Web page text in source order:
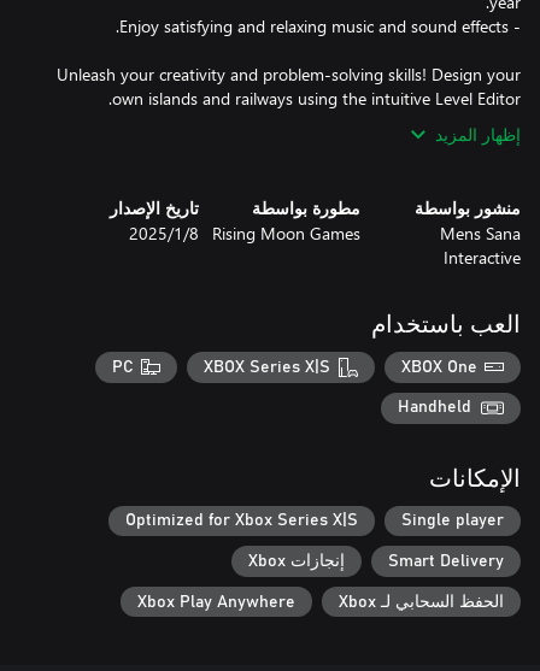
Unleash your creativity and problem-solving skills! Design your
own islands and railways using the intuitive Level Editor.
إظهار المزيد
منشور بواسطة
Mens Sana
Interactive
مطورة بواسطة
Rising Moon Games
تاريخ الإصدار
8‏/1‏/2025
العب باستخدام
XBOX One
XBOX Series X|S
PC
Handheld
الإمكانات
Single player
Optimized for Xbox Series X|S
Smart Delivery إنجازات Xbox
الحفظ السحابي لـ Xbox Xbox Play Anywhere